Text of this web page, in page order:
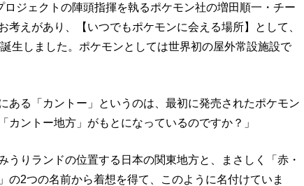
ジェクトの陣頭指揮を執るポケモン社の増田順一・チー
考えがあり、【いつでもポケモンに会える場所】として、
生しました。ポケモンとしては世界初の屋外常設施設で
ある「カントー」というのは、最初に発売されたポケモン
カントー地方」がもとになっているのですか？」
うりランドの位置する日本の関東地方と、まさしく「赤・
の2つの名前から着想を得て、このように名付けていま